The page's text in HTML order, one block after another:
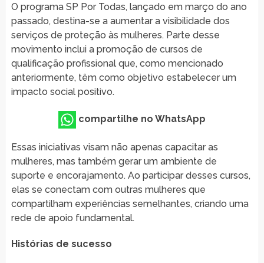
O programa SP Por Todas, lançado em março do ano
passado, destina-se a aumentar a visibilidade dos
serviços de proteção às mulheres. Parte desse
movimento inclui a promoção de cursos de
qualificação profissional que, como mencionado
anteriormente, têm como objetivo estabelecer um
impacto social positivo.
compartilhe no WhatsApp
Essas iniciativas visam não apenas capacitar as
mulheres, mas também gerar um ambiente de
suporte e encorajamento. Ao participar desses cursos,
elas se conectam com outras mulheres que
compartilham experiências semelhantes, criando uma
rede de apoio fundamental.
Histórias de sucesso